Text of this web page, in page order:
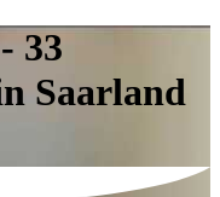
33
Saarland